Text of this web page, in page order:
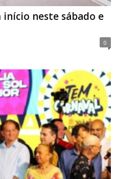
neste sábado e
0